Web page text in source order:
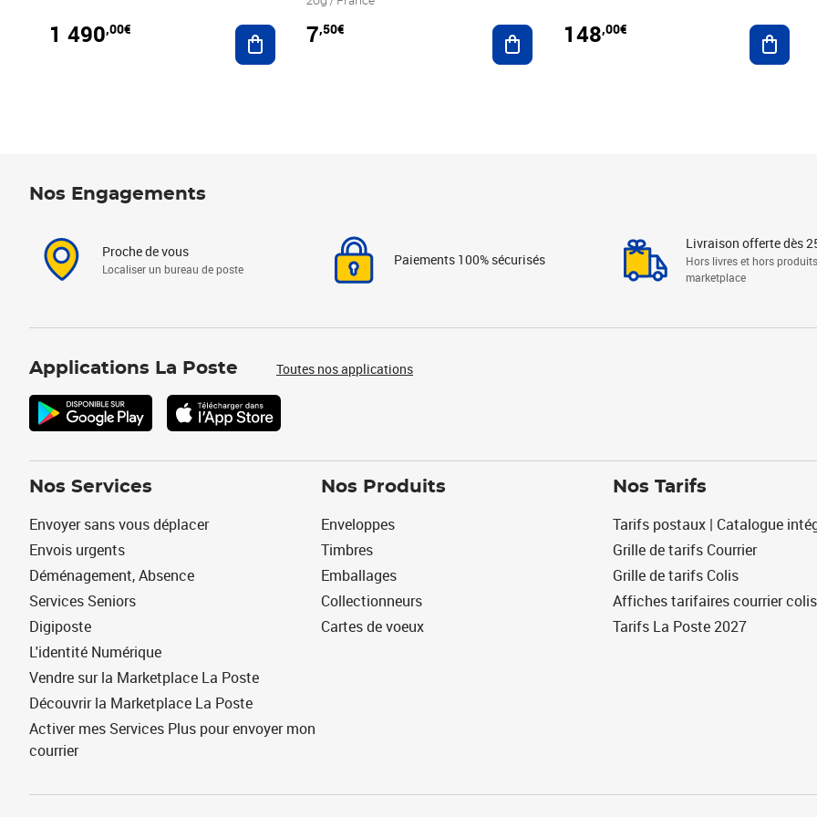
1 490,00€ Ajouter au panier
7,50€ Ajouter au panier
148,00€
Nos Engagements
Proche de vous
Localiser un bureau de poste
Paiements 100% sécurisés
Livraison offerte dès
Hors livres et hors produits
marketplace
Applications La Poste Toutes nos applications
Nos Services
Envoyer sans vous déplacer
Envois urgents
Déménagement, Absence
Services Seniors
Digiposte
L'identité Numérique
Vendre sur la Marketplace La Poste
Découvrir la Marketplace La Poste
Activer mes Services Plus pour envoyer mon
courrier
Nos Produits
Enveloppes
Timbres
Emballages
Collectionneurs
Cartes de voeux
Nos Tarifs
Tarifs postaux | Catalogue
Grille de tarifs Courrier
Grille de tarifs Colis
Affiches tarifaires courrier colis
Tarifs La Poste 2027